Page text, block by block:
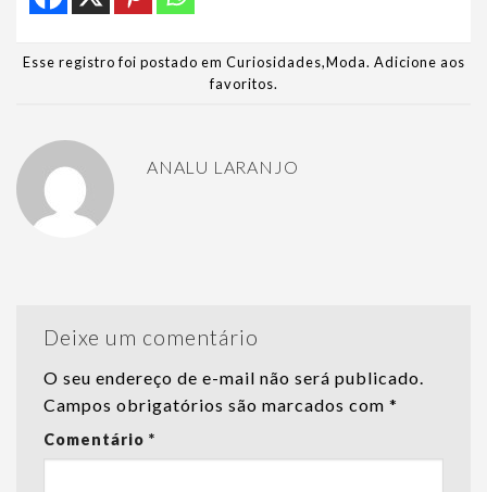
Esse registro foi postado em Curiosidades,Moda. Adicione aos
favoritos.
ANALU LARANJO
Deixe um comentário
O seu endereço de e-mail não será publicado.
Campos obrigatórios são marcados com *
Comentário *